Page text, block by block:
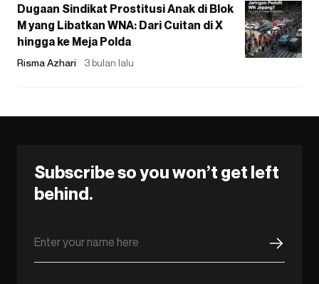
Dugaan Sindikat Prostitusi Anak di Blok
M yang Libatkan WNA: Dari Cuitan di X
hingga ke Meja Polda
Risma Azhari 3 bulan lalu
Subscribe so you won’t get left
behind.